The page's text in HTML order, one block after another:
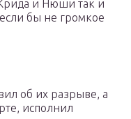
и Нюши так и
бы не громкое
об их разрыве, а
исполнил